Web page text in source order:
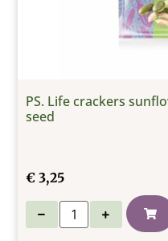
PS. Life crackers
seed
€ 3,25